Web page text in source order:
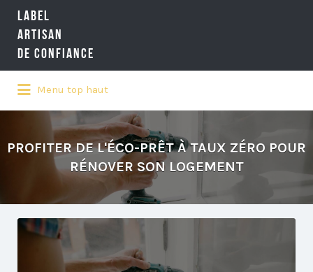
LABEL
ARTISAN
DE CONFIANCE
LA RÉFÉRENCE QUALITÉ NATIONALE
DE L'ARTISANAT
Rechercher:
Menu top haut
PROFITER DE L'ÉCO-PRÊT À TAUX ZÉRO POUR
RÉNOVER SON LOGEMENT